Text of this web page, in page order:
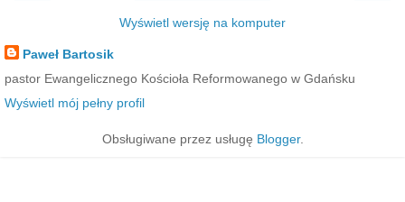
Wyświetl wersję na komputer
Paweł Bartosik
pastor Ewangelicznego Kościoła Reformowanego w Gdańsku
Wyświetl mój pełny profil
Obsługiwane przez usługę Blogger.